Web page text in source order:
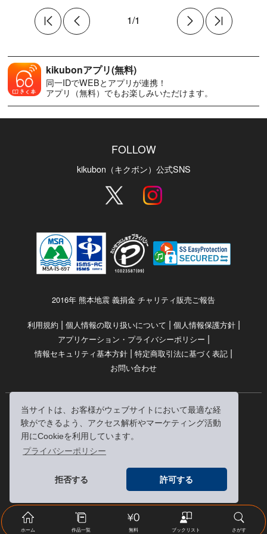
当サイトは、お客様がウェブサイトにおいて最適な経
験ができるよう、アクセス解析やマーケティング活動
用にCookieを利用しています。
プライバシーポリシー
拒否する 許可する
1/1
kikubonアプリ(無料)
同一IDでWEBとアプリが連携！
アプリ（無料）でもお楽しみいただけます。
FOLLOW
kikubon（キクボン）公式SNS
2016年 熊本地震 義捐金 チャリティ販売ご報告
利用規約 | 個人情報の取り扱いについて | 個人情報保護方針|
アプリケーション・プライバシーポリシー |
情報セキュリティ基本方針 | 特定商取引法に基づく表記 |
お問い合わせ
© RRJ Inc.
（kikubon/キクボン/きく本/きくほん/キクホン）は
株式会社RRJの登録商標です。
ホーム 作品一覧 無料 ブックリスト さがす